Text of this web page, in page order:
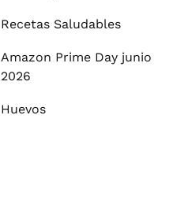
Recetas Saludables
Amazon Prime Day junio
2026
Huevos